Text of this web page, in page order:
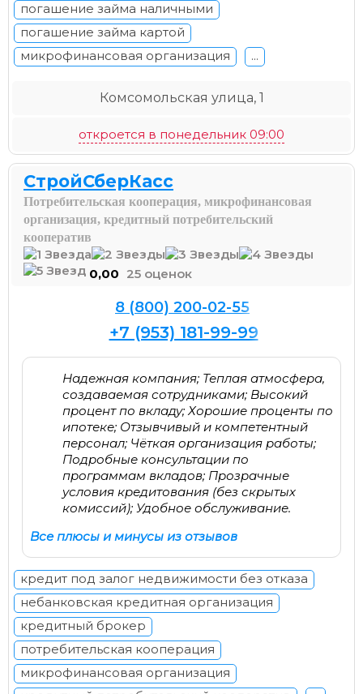
погашение займа наличными
погашение займа картой
микрофинансовая организация
...
Комсомольская улица, 1
откроется в понедельник 09:00
СтройСберКасс
Потребительская кооперация, микрофинансовая
организация, кредитный потребительский
кооператив
0,00 25 оценок
8 (800) 200-02-55
+7 (953) 181-99-99
Надежная компания; Теплая атмосфера,
создаваемая сотрудниками; Высокий
процент по вкладу; Хорошие проценты по
ипотеке; Отзывчивый и компетентный
персонал; Чёткая организация работы;
Подробные консультации по
программам вкладов; Прозрачные
условия кредитования (без скрытых
комиссий); Удобное обслуживание.
Все плюсы и минусы из отзывов
кредит под залог недвижимости без отказа
небанковская кредитная организация
кредитный брокер
потребительская кооперация
микрофинансовая организация